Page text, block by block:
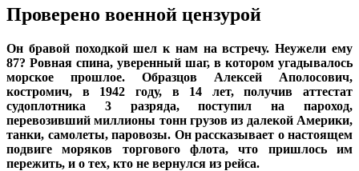
Проверено военной цензурой
Он бравой походкой шел к нам на встречу. Неужели ему
87? Ровная спина, уверенный шаг, в котором угадывалось
морское прошлое. Образцов Алексей Аполосович,
костромич, в 1942 году, в 14 лет, получив аттестат
судоплотника 3 разряда, поступил на пароход,
перевозивший миллионы тонн грузов из далекой Америки,
танки, самолеты, паровозы. Он рассказывает о настоящем
подвиге моряков торгового флота, что пришлось им
пережить, и о тех, кто не вернулся из рейса.